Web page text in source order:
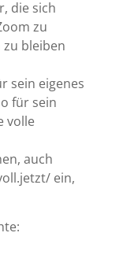
die sich
zu
bleiben
sein eigenes
für sein
volle
auch
ein,